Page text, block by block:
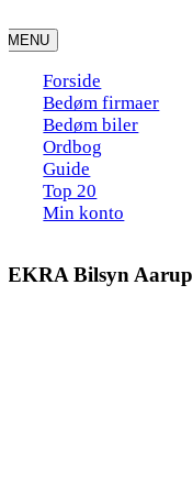
to
content
MENU
Forside
Bedøm firmaer
Bedøm biler
Ordbog
Guide
Top 20
Min konto
Bilsyn Aarup